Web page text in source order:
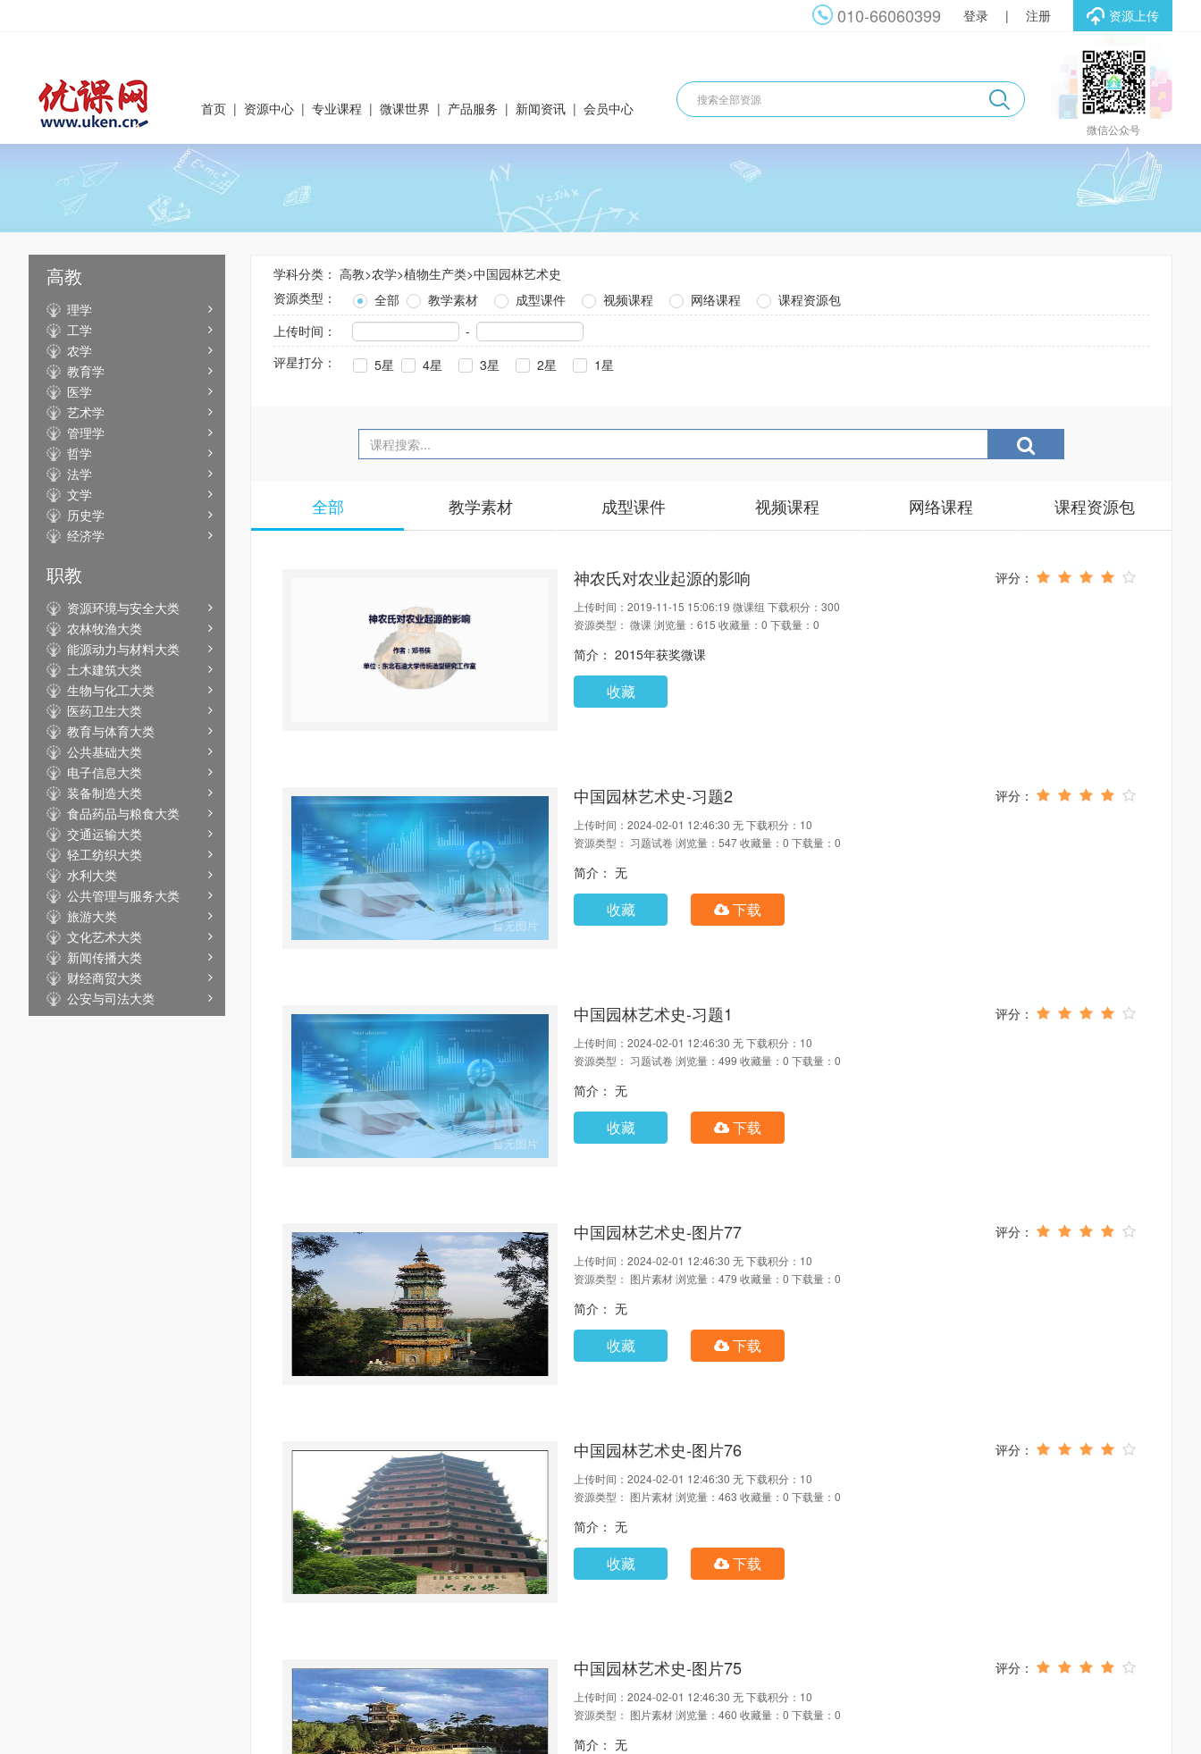
资源上传
登录 | 注册
010-66060399
微信公众号
首页 | 资源中心 | 专业课程 | 微课世界 | 产品服务 | 新闻资讯 | 会员中心
高教
理学
工学
农学
教育学
医学
艺术学
管理学
哲学
法学
文学
历史学
经济学
职教
资源环境与安全大类
农林牧渔大类
能源动力与材料大类
土木建筑大类
生物与化工大类
医药卫生大类
教育与体育大类
公共基础大类
电子信息大类
装备制造大类
食品药品与粮食大类
交通运输大类
轻工纺织大类
水利大类
公共管理与服务大类
旅游大类
文化艺术大类
新闻传播大类
财经商贸大类
公安与司法大类
学科分类： 高教>农学>植物生产类>中国园林艺术史
资源类型：
全部 教学素材 成型课件 视频课程 网络课程
课程资源包
上传时间：
-
评星打分：
5星 4星 3星 2星 1星
全部 教学素材 成型课件 视频课程 网络课程 课程资源包
神农氏对农业起源的影响
上传时间：2019-11-15 15:06:19 微课组 下载积分：300
资源类型： 微课浏览量：615 收藏量：0 下载量：0
简介： 2015年获奖微课
收藏
中国园林艺术史-习题2
上传时间：2024-02-01 12:46:30 无下载积分：10
资源类型： 习题试卷 浏览量：547收藏量：0 下载量：0
简介： 无
收藏 下载
中国园林艺术史-习题1
上传时间：2024-02-01 12:46:30 无下载积分：10
资源类型： 习题试卷 浏览量：499 收藏量：0 下载量：0
简介： 无
收藏 下载
中国园林艺术史-图片77
上传时间：2024-02-01 12:46:30 无下载积分：10
资源类型： 图片素材浏览量：479 收藏量：0 下载量：0
简介： 无
收藏 下载
中国园林艺术史-图片76
上传时间：2024-02-01 12:46:30 无下载积分：10
资源类型： 图片素材浏览量：463 收藏量：0 下载量：0
简介： 无
收藏 下载
中国园林艺术史-图片75
上传时间：2024-02-01 12:46:30 无下载积分：10
资源类型： 图片素材浏览量：460 收藏量：0 下载量：0
简介： 无